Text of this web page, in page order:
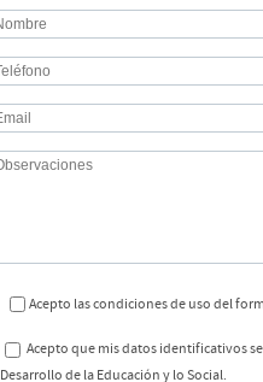
Acepto las condiciones de uso del
Acepto que mis datos identificativos
Desarrollo de la Educación y lo Social.